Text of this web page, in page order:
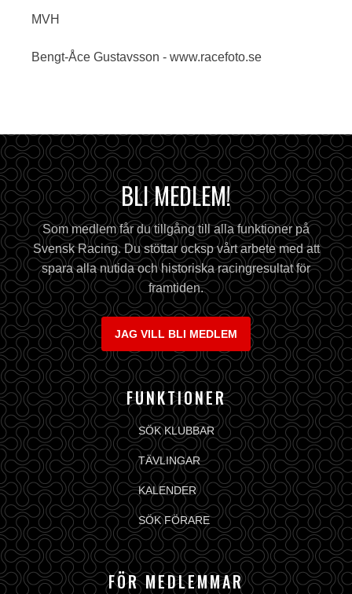
MVH
Bengt-Åce Gustavsson - www.racefoto.se
BLI MEDLEM!
Som medlem får du tillgång till alla funktioner på
Svensk Racing. Du stöttar ocksp vårt arbete med att
spara alla nutida och historiska racingresultat för
framtiden.
JAG VILL BLI MEDLEM
FUNKTIONER
SÖK KLUBBAR
TÄVLINGAR
KALENDER
SÖK FÖRARE
FÖR MEDLEMMAR